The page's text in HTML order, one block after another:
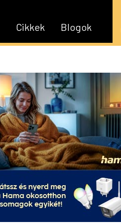
Blogok
Cikkek